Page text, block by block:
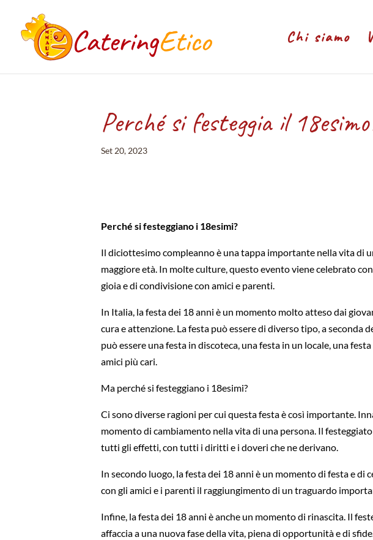
Chi siamo
Perché si festeggia il
Set 20, 2023
Perché si festeggiano i 18esimi?
Il diciottesimo compleanno è una tappa importante nella vita di
maggiore età. In molte culture, questo evento viene celebrato
gioia e di condivisione con amici e parenti.
In Italia, la festa dei 18 anni è un momento molto atteso dai
cura e attenzione. La festa può essere di diverso tipo, a seconda
può essere una festa in discoteca, una festa in un locale, una
amici più cari.
Ma perché si festeggiano i 18esimi?
Ci sono diverse ragioni per cui questa festa è così importante.
momento di cambiamento nella vita di una persona. Il
tutti gli effetti, con tutti i diritti e i doveri che ne derivano.
In secondo luogo, la festa dei 18 anni è un momento di festa e di
con gli amici e i parenti il raggiungimento di un traguardo
Infine, la festa dei 18 anni è anche un momento di rinascita. Il
affaccia a una nuova fase della vita, piena di opportunità e di